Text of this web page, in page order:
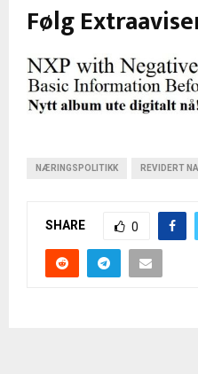
Følg
NÆRINGSPOLITIKK REVIDERT
SHARE 0